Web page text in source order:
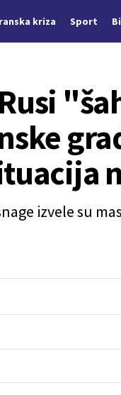
kriza Sport
izvele su